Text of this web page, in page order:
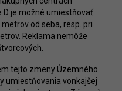
D je možné umiestňovať
od seba, resp. pri
Reklama nemôže
tejto zmeny Územného
umiestňovania vonkajšej